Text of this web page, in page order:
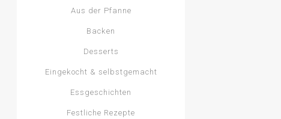
Aus der Pfanne
Backen
Desserts
Eingekocht & selbstgemacht
Essgeschichten
Festliche Rezepte